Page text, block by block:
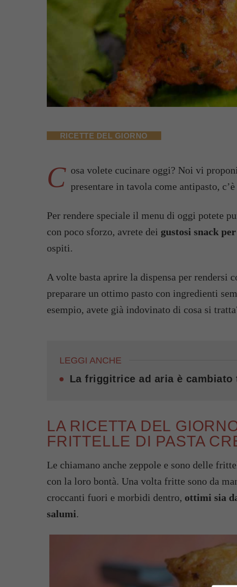
RICETTE DEL GIORNO
C osa volete cucinare oggi? Noi vi
presentare in tavola come antipasto,
Per rendere speciale il menu di oggi potete
con poco sforzo, avrete dei gustosi snack
ospiti.
A volte basta aprire la dispensa per rendersi
preparare un ottimo pasto con ingredienti
esempio, avete già indovinato di cosa si
LEGGI ANCHE
La friggitrice ad aria è
LA RICETTA DEL
FRITTELLE DI PASTA
Le chiamano anche zeppole e sono delle
con la loro bontà. Una volta fritte sono da
croccanti fuori e morbidi dentro, ottimi sia
salumi.